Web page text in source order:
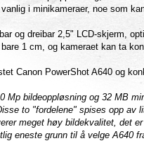
i minikameraer, noe som
og dreibar 2,5" LCD-skjerm,
1 cm, og kameraet kan ta
Canon PowerShot A640 og
Mp bildeoppløsning og 32 MB
to "fordelene" spises opp av
meget høy bildekvalitet, det
eneste grunn til å velge A640